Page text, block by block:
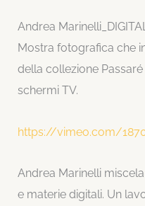
Andrea
Mostra fotografica che
della collezione
schermi TV.
https://vimeo.com/
Andrea Marinelli
e materie digitali. Un